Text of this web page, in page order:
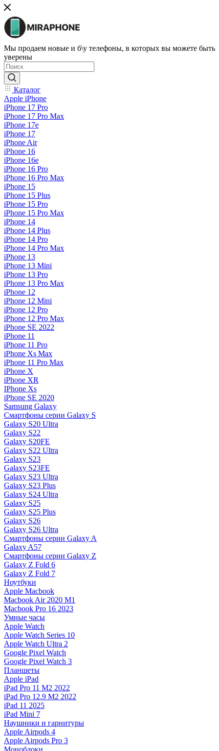
Мы продаем новые и б\у телефоны, в которых вы можете быть
уверены
Каталог
Apple iPhone
iPhone 17 Pro
iPhone 17 Pro Max
iPhone 17e
iPhone 17
iPhone Air
iPhone 16
iPhone 16e
iPhone 16 Pro
iPhone 16 Pro Max
iPhone 15
iPhone 15 Plus
iPhone 15 Pro
iPhone 15 Pro Max
iPhone 14
iPhone 14 Plus
iPhone 14 Pro
iPhone 14 Pro Max
iPhone 13
iPhone 13 Mini
iPhone 13 Pro
iPhone 13 Pro Max
iPhone 12
iPhone 12 Mini
iPhone 12 Pro
iPhone 12 Pro Max
iPhone SE 2022
iPhone 11
iPhone 11 Pro
iPhone Xs Max
iPhone 11 Pro Max
iPhone X
iPhone XR
IPhone Xs
iPhone SE 2020
Samsung Galaxy
Смартфоны серии Galaxy S
Galaxy S20 Ultra
Galaxy S22
Galaxy S20FE
Galaxy S22 Ultra
Galaxy S23
Galaxy S23FE
Galaxy S23 Ultra
Galaxy S23 Plus
Galaxy S24 Ultra
Galaxy S25
Galaxy S25 Plus
Galaxy S26
Galaxy S26 Ultra
Смартфоны серии Galaxy A
Galaxy A57
Смартфоны серии Galaxy Z
Galaxy Z Fold 6
Galaxy Z Fold 7
Ноутбуки
Apple Macbook
Macbook Air 2020 M1
Macbook Pro 16 2023
Умные часы
Apple Watch
Apple Watch Series 10
Apple Watch Ultra 2
Google Pixel Watch
Google Pixel Watch 3
Планшеты
Apple iPad
iPad Pro 11 M2 2022
iPad Pro 12.9 M2 2022
iPad 11 2025
iPad Mini 7
Наушники и гарнитуры
Apple Airpods 4
Apple Airpods Pro 3
Моноблоки